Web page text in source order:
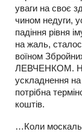
уваги на своє
чином недуги,
падіння рівня
на жаль,
воїном
ЛЕВЧЕНКОМ.
ускладнення
потрібна
коштів.
…Коли